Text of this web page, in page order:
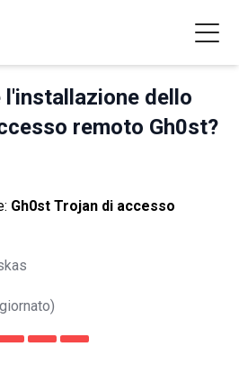
l'installazione dello
remoto Gh0st?
Gh0st Trojan di accesso